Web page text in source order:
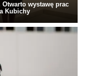
wystawę prac
Kubichy